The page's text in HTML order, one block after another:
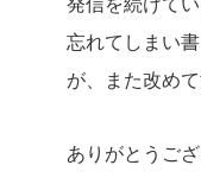
発信を続けて
忘れてしまい
が、また改め
ありがとうござ